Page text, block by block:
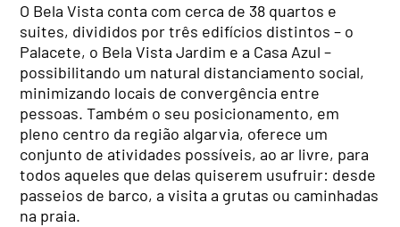
O Bela Vista conta com cerca de 38 quartos e
suites, divididos por três edifícios distintos – o
Palacete, o Bela Vista Jardim e a Casa Azul –
possibilitando um natural distanciamento social,
minimizando locais de convergência entre
pessoas. Também o seu posicionamento, em
pleno centro da região algarvia, oferece um
conjunto de atividades possíveis, ao ar livre, para
todos aqueles que delas quiserem usufruir: desde
passeios de barco, a visita a grutas ou caminhadas
na praia.